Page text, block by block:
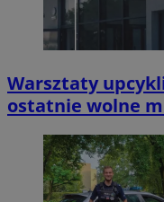
Warsztaty
ostatnie wolne